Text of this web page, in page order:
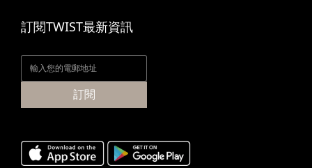
訂閱TWIST最新資訊
訂閱